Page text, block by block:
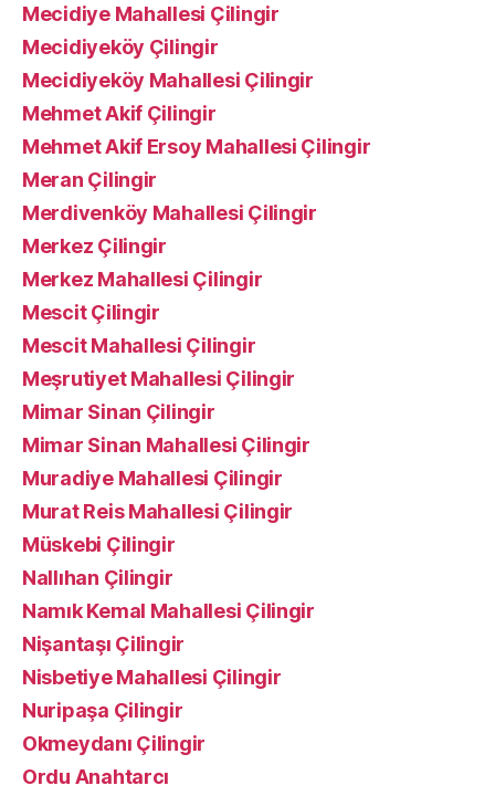
Mecidiye Mahallesi Çilingir
Mecidiyeköy Çilingir
Mecidiyeköy Mahallesi Çilingir
Mehmet Akif Çilingir
Mehmet Akif Ersoy Mahallesi Çilingir
Meran Çilingir
Merdivenköy Mahallesi Çilingir
Merkez Çilingir
Merkez Mahallesi Çilingir
Mescit Çilingir
Mescit Mahallesi Çilingir
Meşrutiyet Mahallesi Çilingir
Mimar Sinan Çilingir
Mimar Sinan Mahallesi Çilingir
Muradiye Mahallesi Çilingir
Murat Reis Mahallesi Çilingir
Müskebi Çilingir
Nallıhan Çilingir
Namık Kemal Mahallesi Çilingir
Nişantaşı Çilingir
Nisbetiye Mahallesi Çilingir
Nuripaşa Çilingir
Okmeydanı Çilingir
Ordu Anahtarcı